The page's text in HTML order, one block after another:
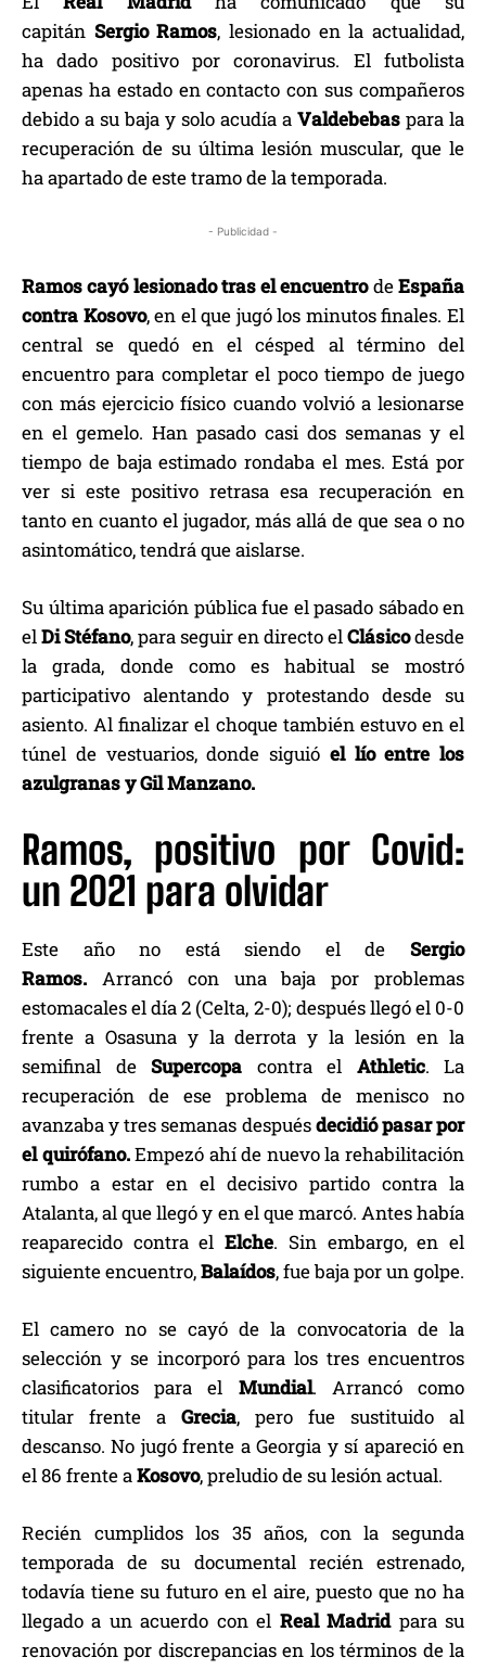
capitán Sergio Ramos, lesionado en la actualidad,
ha dado positivo por coronavirus. El futbolista
apenas ha estado en contacto con sus compañeros
debido a su baja y solo acudía a Valdebebas para la
recuperación de su última lesión muscular, que le
ha apartado de este tramo de la temporada.
- Publicidad -
Ramos cayó lesionado tras el encuentrodeEspaña
contra Kosovo, en el que jugó los minutos finales. El
central se quedó en el césped al término del
encuentro para completar el poco tiempo de juego
con más ejercicio físico cuando volvió a lesionarse
en el gemelo. Han pasado casi dos semanas y el
tiempo de baja estimado rondaba el mes. Está por
ver si este positivo retrasa esa recuperación en
tanto en cuanto el jugador, más allá de que sea o no
asintomático, tendrá que aislarse.
Su última aparición pública fue el pasado sábado en
elDi Stéfano, para seguir en directo elClásicodesde
la grada, donde como es habitual se mostró
participativo alentando y protestando desde su
asiento. Al finalizar el choque también estuvo en el
túnel de vestuarios, donde siguió el lío entre los
azulgranas y Gil Manzano.
Ramos, positivo por Covid:
un 2021 para olvidar
Este año no está siendo el de Sergio
Ramos. Arrancó con una baja por problemas
estomacales el día 2 (Celta, 2-0); después llegó el 0-0
frente a Osasuna y la derrota y la lesión en la
semifinal de Supercopa contra el Athletic. La
recuperación de ese problema de menisco no
avanzaba y tres semanas despuésdecidió pasar por
el quirófano.Empezó ahí de nuevo la rehabilitación
rumbo a estar en el decisivo partido contra la
Atalanta, al que llegó y en el que marcó. Antes había
reaparecido contra elElche. Sin embargo, en el
siguiente encuentro,Balaídos, fue baja por un golpe.
El camero no se cayó de la convocatoria de la
selección y se incorporó para los tres encuentros
clasificatorios para el Mundial. Arrancó como
titular frente a Grecia, pero fue sustituido al
descanso. No jugó frente a Georgia y sí apareció en
el 86 frente aKosovo, preludio de su lesión actual.
Recién cumplidos los 35 años, con la segunda
temporada de su documental recién estrenado,
todavía tiene su futuro en el aire, puesto que no ha
llegado a un acuerdo con el Real Madridpara su
renovación por discrepancias en los términos de la